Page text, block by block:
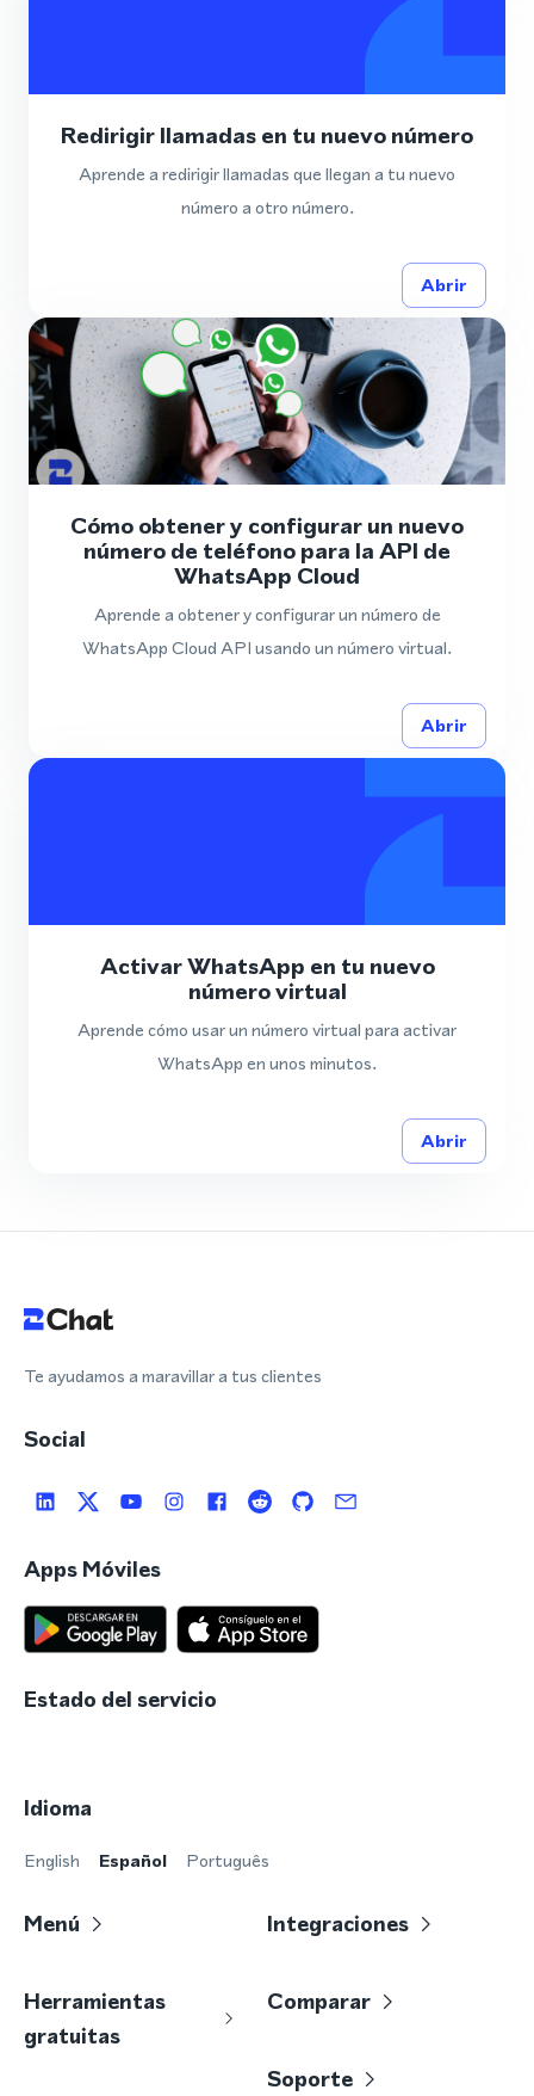
Redirigir llamadas en tu nuevo número
Aprende a redirigir llamadas que llegan a tu nuevo
número a otro número.
Abrir
Cómo obtener y configurar un nuevo
número de teléfono para la API de
WhatsApp Cloud
Aprende a obtener y configurar un número de
WhatsApp Cloud API usando un número virtual.
Abrir
Activar WhatsApp en tu nuevo
número virtual
Aprende cómo usar un número virtual para activar
WhatsApp en unos minutos.
Abrir
Te ayudamos a maravillar a tus clientes
Social
Apps Móviles
Estado del servicio
Idioma
English Español Português
Menú Integraciones
Herramientas
gratuitas
Comparar
Soporte